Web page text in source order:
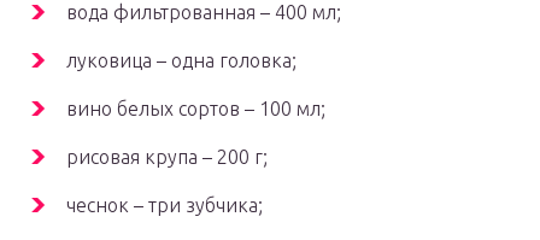
вода фильтрованная – 400 мл;
луковица – одна головка;
вино белых сортов – 100 мл;
рисовая крупа – 200 г;
чеснок – три зубчика;